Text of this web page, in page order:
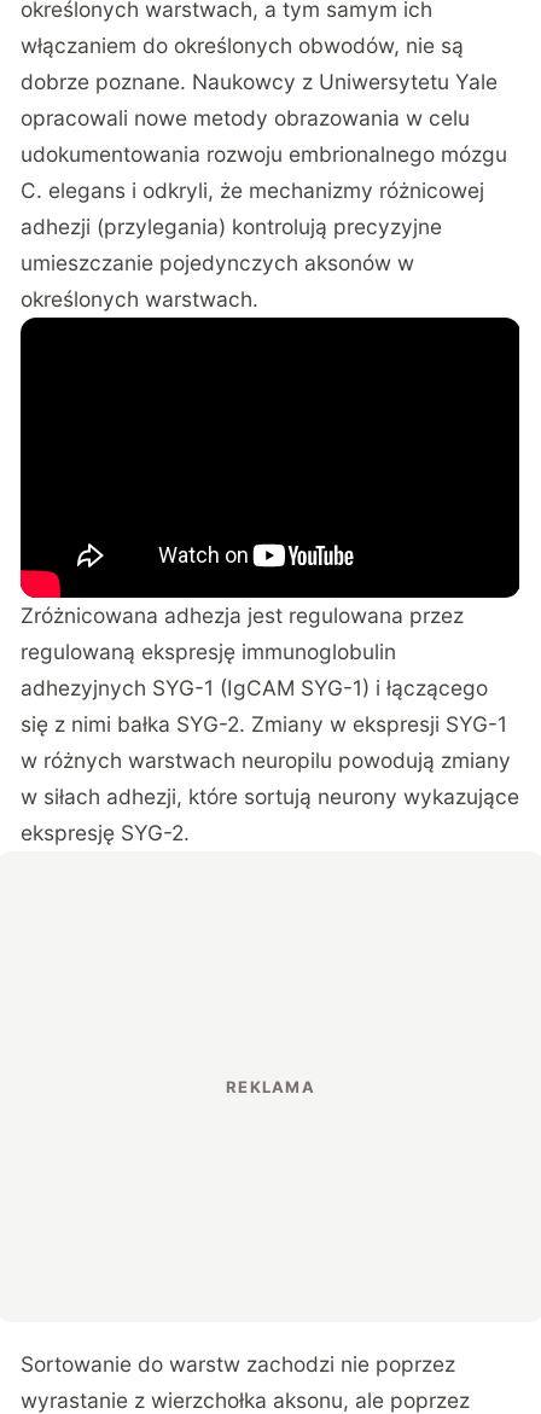
określonych warstwach, a tym samym ich
włączaniem do określonych obwodów, nie są
dobrze poznane. Naukowcy z Uniwersytetu Yale
opracowali nowe metody obrazowania w celu
udokumentowania rozwoju embrionalnego mózgu
C. elegans i odkryli, że mechanizmy różnicowej
adhezji (przylegania) kontrolują precyzyjne
umieszczanie pojedynczych aksonów w
określonych warstwach.
Zróżnicowana adhezja jest regulowana przez
regulowaną ekspresję immunoglobulin
adhezyjnych SYG-1 (IgCAM SYG-1) i łączącego
się z nimi bałka SYG-2. Zmiany w ekspresji SYG-1
w różnych warstwach neuropilu powodują zmiany
w siłach adhezji, które sortują neurony wykazujące
ekspresję SYG-2.
Sortowanie do warstw zachodzi nie poprzez
wyrastanie z wierzchołka aksonu, ale poprzez